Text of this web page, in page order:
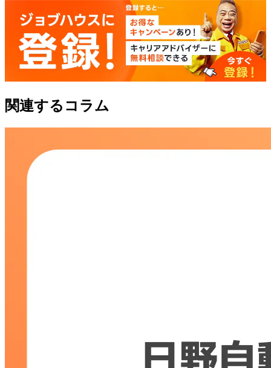
関連するコラム